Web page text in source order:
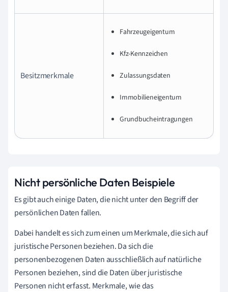
Besitzmerkmale
Fahrzeugeigentum
Kfz-Kennzeichen
Zulassungsdaten
Immobilieneigentum
Grundbucheintragungen
Nicht persönliche Daten Beispiele
Es gibt auch einige Daten, die nicht unter den Begriff der
persönlichen Daten fallen.
Dabei handelt es sich zum einen um Merkmale, die sich auf
juristische Personen beziehen. Da sich die
personenbezogenen Daten ausschließlich auf natürliche
Personen beziehen, sind die Daten über juristische
Personen nicht erfasst. Merkmale, wie das